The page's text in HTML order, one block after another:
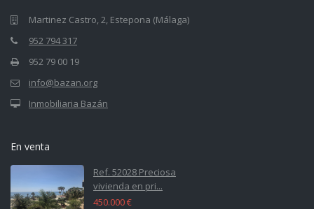
Martinez Castro, 2, Estepona (Málaga)
952 794 317
952 79 00 19
info@bazan.org
Inmobiliaria Bazán
En venta
Ref. 52028 Preciosa
vivienda en pri...
450.000 €